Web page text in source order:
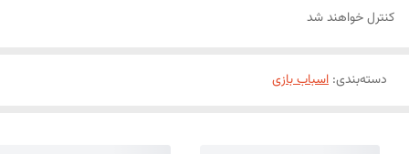
کنترل خواهند شد
دسته‌بندی: اسباب بازی